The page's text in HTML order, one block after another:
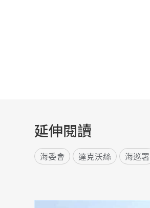
延伸閱讀
海委會 達克沃絲 海巡署